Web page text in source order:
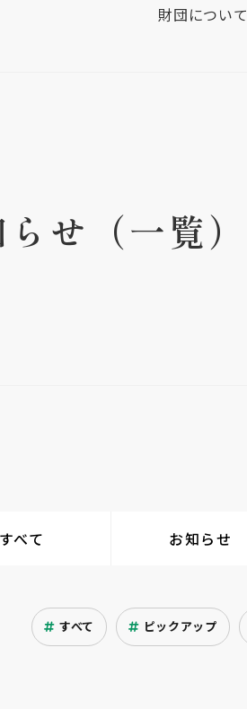
財団について
せ（一覧）
すべて お知らせ
すべて ピックアップ